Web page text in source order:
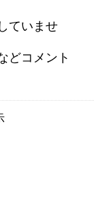
ていませ
どコメント